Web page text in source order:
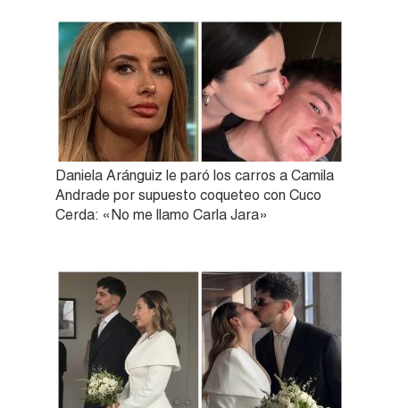
Daniela Aránguiz le paró los carros a Camila
Andrade por supuesto coqueteo con Cuco
Cerda: «No me llamo Carla Jara»